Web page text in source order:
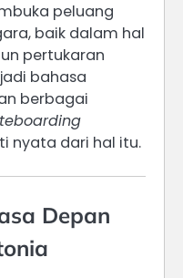
peluang
baik dalam hal
pertukaran
bahasa
berbagai
nyata dari hal itu.
Depan